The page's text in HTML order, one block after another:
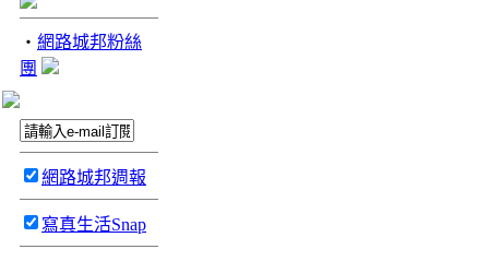
‧ 網路城邦粉絲
團
網路城邦週報
寫真生活Snap